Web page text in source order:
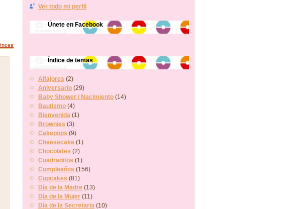
Ver todo mi perfil
Únete en Facebook
Índice de temas
Alfajores (2)
Aniversario (29)
Baby Shower / Nacimiento (14)
Bautismo (4)
Bienvenida (1)
Brownies (3)
Cakepops (9)
Cheesecake (1)
Chocolates (2)
Cuadraditos (1)
Cumpleaños (156)
Cupcakes (81)
Día de la Madre (13)
Día de la Mujer (11)
Día de la Secretaria (10)